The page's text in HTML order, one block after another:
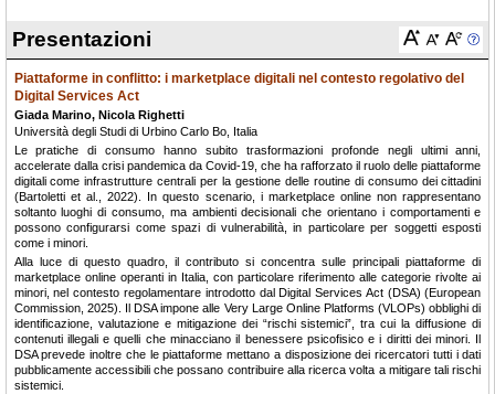
Presentazioni
Piattaforme in conflitto: i marketplace digitali nel contesto regolativo del
Digital Services Act
Giada Marino, Nicola Righetti
Università degli Studi di Urbino Carlo Bo, Italia
Le pratiche di consumo hanno subito trasformazioni profonde negli ultimi anni,
accelerate dalla crisi pandemica da Covid-19, che ha rafforzato il ruolo delle piattaforme
digitali come infrastrutture centrali per la gestione delle routine di consumo dei cittadini
(Bartoletti et al., 2022). In questo scenario, i marketplace online non rappresentano
soltanto luoghi di consumo, ma ambienti decisionali che orientano i comportamenti e
possono configurarsi come spazi di vulnerabilità, in particolare per soggetti esposti
come i minori.
Alla luce di questo quadro, il contributo si concentra sulle principali piattaforme di
marketplace online operanti in Italia, con particolare riferimento alle categorie rivolte ai
minori, nel contesto regolamentare introdotto dal Digital Services Act (DSA) (European
Commission, 2025). Il DSA impone alle Very Large Online Platforms (VLOPs) obblighi di
identificazione, valutazione e mitigazione dei “rischi sistemici”, tra cui la diffusione di
contenuti illegali e quelli che minacciano il benessere psicofisico e i diritti dei minori. Il
DSA prevede inoltre che le piattaforme mettano a disposizione dei ricercatori tutti i dati
pubblicamente accessibili che possano contribuire alla ricerca volta a mitigare tali rischi
sistemici.